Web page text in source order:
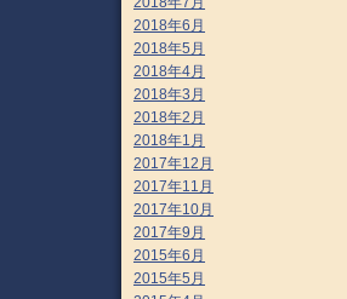
2018年6月
2018年5月
2018年4月
2018年3月
2018年2月
2018年1月
2017年12月
2017年11月
2017年10月
2017年9月
2015年6月
2015年5月